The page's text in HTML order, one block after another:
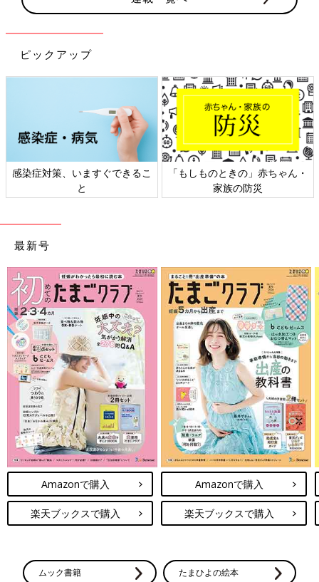
入。こちらは
マタニティパジャマ
としてゲットしたんだとか。今
ようですよ。ナチュラルな印象で素敵なワンピースですね。
楽天市場で見る
【ユニクロ】コレもマタニティ用！？お
すすめ万能アイテム
ユニクロのマタニティ服が大人気です。マタニ
ティ専用レギンスやデニムだけでなく、ゆった
りしたデザインのお洋服をマタニティ用として
ママたち愛用のマタニティウェアは、どれもオシャレで素敵でし
たよね。ワンピやサロペットなどは、妊娠中だけでなく、産後も
ブランドサイトをぜひチェックしてみてくださいね。
(文・水川ちさ)
※記事内容でご紹介している投稿、リンク先は、削除される場合
があります。あらかじめご了承ください。
※記事の内容は記載当時の情報であり、現在と異なる場合があり
ます。
前の話
ママたちおすすめの
ベビーバス&おふろ
マット！折りたたみ
式も便利
次の話
先輩ママたちのマタニ
ティパジャマが可愛す
ぎる！おすすめ5選
ピックアップ
感染症対策、いますぐできるこ
と
「もしものときの」赤ちゃん・
家族の防災
最新号
Amazonで購入
楽天ブックスで購入
Amazonで購入
楽天ブックスで購入
ムック書籍 たまひよの絵本